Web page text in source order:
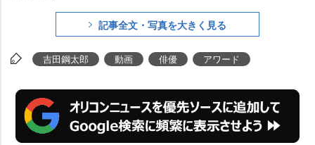
記事全文・写真を大きく見る
吉田鋼太郎 動画 俳優 アワード